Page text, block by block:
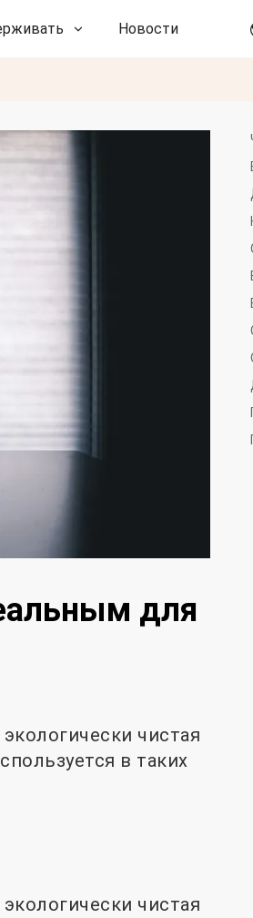
Новости и события
для
чистая
в таких
чистая